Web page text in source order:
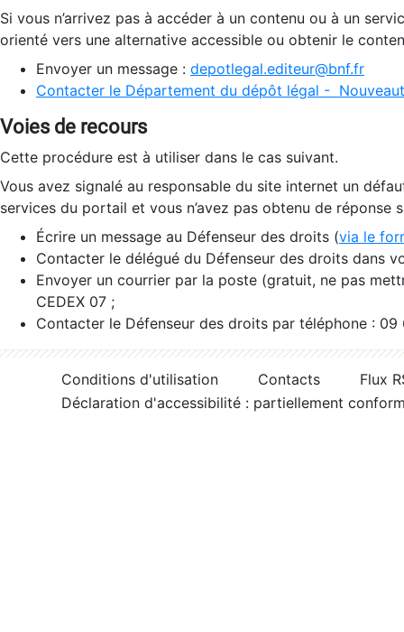
Si vous n’arrivez pas à accéder à un contenu ou à un
orienté vers une alternative accessible ou obtenir le
Envoyer un message : depotlegal.editeur@bnf.fr
Contacter le Département du dépôt légal -
Voies de recours
Cette procédure est à utiliser dans le cas suivant.
Vous avez signalé au responsable du site internet un
services du portail et vous n’avez pas obtenu de réponse
Écrire un message au Défenseur des droits (via le
Contacter le délégué du Défenseur des droits dans
Envoyer un courrier par la poste (gratuit, ne pas
CEDEX 07 ;
Contacter le Défenseur des droits par téléphone :
Conditions d'utilisation Contacts
Flux
Déclaration d'accessibilité : partiellement